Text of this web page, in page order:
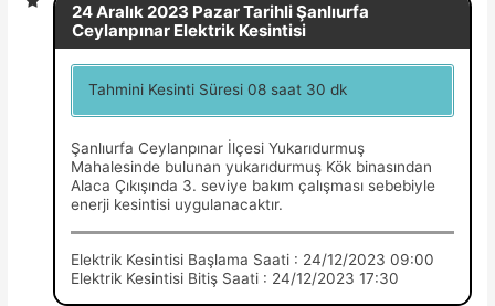
24 Aralık 2023 Pazar Tarihli Şanlıurfa
Ceylanpınar Elektrik Kesintisi
Tahmini Kesinti Süresi 08 saat 30 dk
Şanlıurfa Ceylanpınar İlçesi Yukarıdurmuş
Mahalesinde bulunan yukarıdurmuş Kök binasından
Alaca Çıkışında 3. seviye bakım çalışması sebebiyle
enerji kesintisi uygulanacaktır.
Elektrik Kesintisi Başlama Saati : 24/12/2023 09:00
Elektrik Kesintisi Bitiş Saati : 24/12/2023 17:30